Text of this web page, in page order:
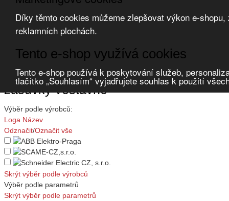
Díky těmto cookies můžeme zlepšovat výkon e-
reklamních plochách.
Tento e-shop využívá cookies
Tento e-shop používá k poskytování služeb,
tlačítko „Souhlasím“ vyjadřujete souhlas k použití
Zvolte měnu:
Přihlásit uživatele
Úvod Domovní vypínače a zásuvky přístroje se zvýšeným krytím
zásuvky vestavné
Výběr podle výrobců:
Loga Název
Odznačit/Označit vše
Skrýt výběr podle výrobců
Výběr podle parametrů
Skrýt výběr podle parametrů